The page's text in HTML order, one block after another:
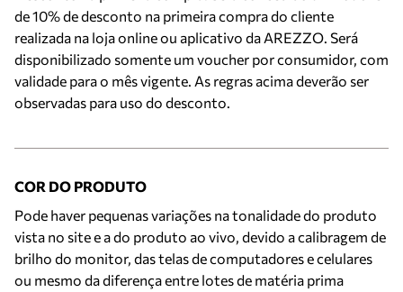
de 10% de desconto na primeira compra do cliente
realizada na loja online ou aplicativo da AREZZO. Será
disponibilizado somente um voucher por consumidor, com
validade para o mês vigente. As regras acima deverão ser
observadas para uso do desconto.
COR DO PRODUTO
Pode haver pequenas variações na tonalidade do produto
vista no site e a do produto ao vivo, devido a calibragem de
brilho do monitor, das telas de computadores e celulares
ou mesmo da diferença entre lotes de matéria prima